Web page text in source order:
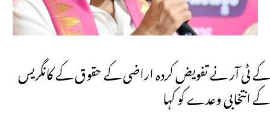
کے ٹی آر نے تفویض کردہ اراضی کے حقوق کے کانگریس
کے انتخابی وعدے کو کہا